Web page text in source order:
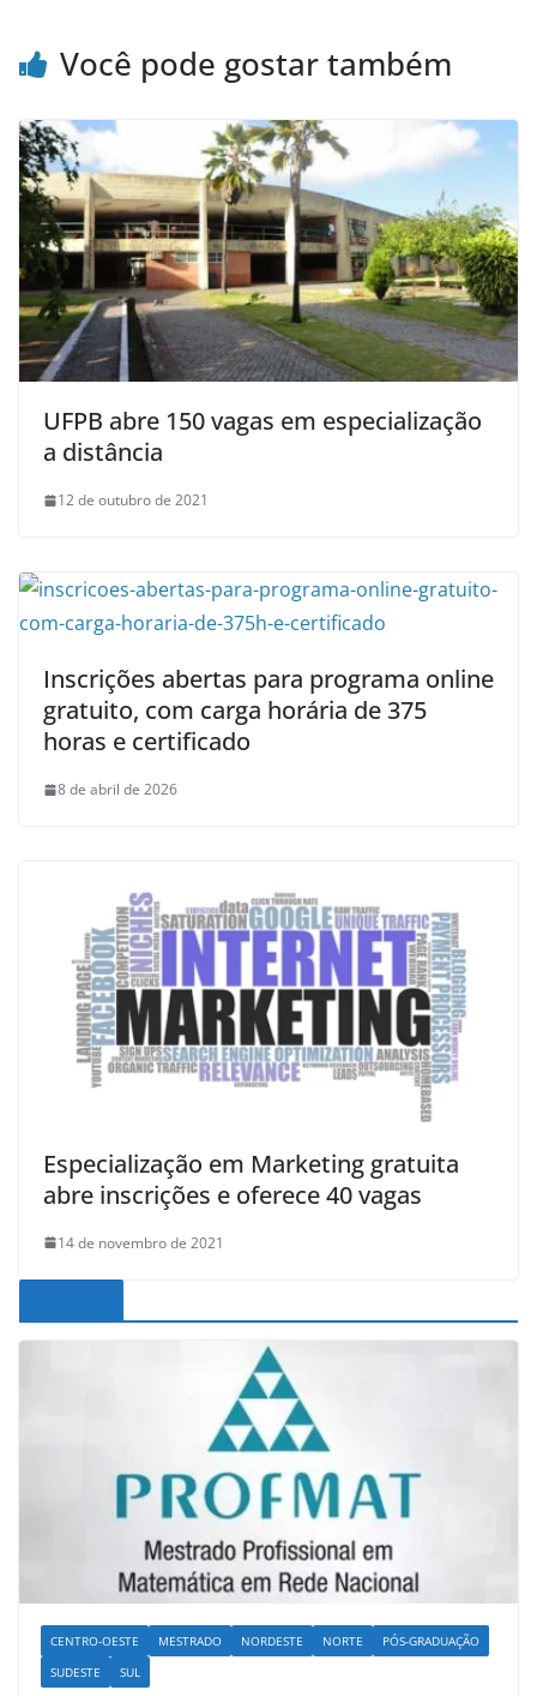
Você pode gostar também
UFPB abre 150 vagas em especialização
a distância
12 de outubro de 2021
Inscrições abertas para programa online
gratuito, com carga horária de 375
horas e certificado
8 de abril de 2026
Especialização em Marketing gratuita
abre inscrições e oferece 40 vagas
14 de novembro de 2021
CENTRO-OESTE MESTRADO NORDESTE NORTE
PÓS-GRADUAÇÃO
SUDESTE
SUL